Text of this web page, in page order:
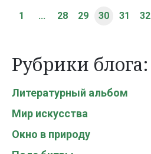
1 ... 28 29 30 31 32
Рубрики блога:
Литературный альбом
Мир искусства
Окно в природу